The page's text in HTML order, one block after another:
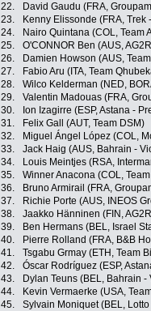
22.
David Gaudu (FRA,
23.
Kenny Elissonde (FRA, Trek
24.
Nairo Quintana (COL, Team
25.
O'CONNOR Ben (AUS,
26.
Damien Howson (AUS,
27.
Fabio Aru (ITA, Team
28.
Wilco Kelderman (NED,
29.
Valentin Madouas (FRA,
30.
Ion Izagirre (ESP, Astana -
31.
Felix Gall (AUT, Team DSM)
32.
Miguel Ángel López (COL,
33.
Jack Haig (AUS, Bahrain -
34.
Louis Meintjes (RSA,
35.
Winner Anacona (COL,
36.
Bruno Armirail (FRA,
37.
Richie Porte (AUS, INEOS
38.
Jaakko Hänninen (FIN,
39.
Ben Hermans (BEL, Israel
40.
Pierre Rolland (FRA, B&B
41.
Tsgabu Grmay (ETH, Team
42.
Óscar Rodríguez (ESP,
43.
Dylan Teuns (BEL, Bahrain -
44.
Kevin Vermaerke (USA,
45.
Sylvain Moniquet (BEL,